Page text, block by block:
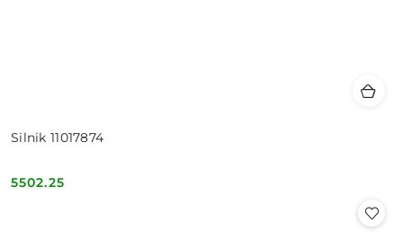
Silnik 11017874
Cena:
5502.25